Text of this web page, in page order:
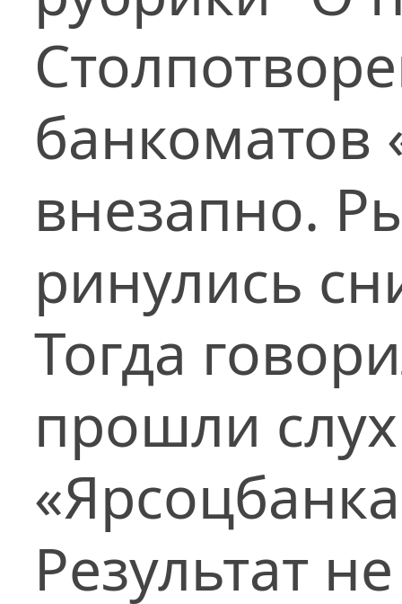
банкоматов
внезапно.
ринулись
Тогда
прошли
Результат